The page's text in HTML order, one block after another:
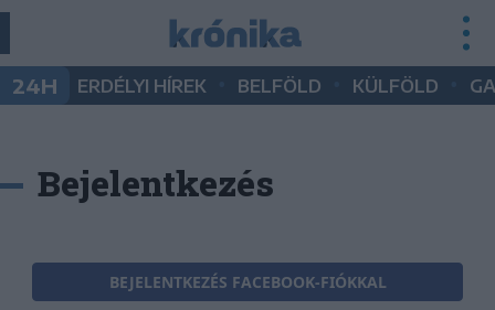
24H ERDÉLYI HÍREK BELFÖLD KÜLFÖLD
Bejelentkezés
BEJELENTKEZÉS FACEBOOK-FIÓKKAL